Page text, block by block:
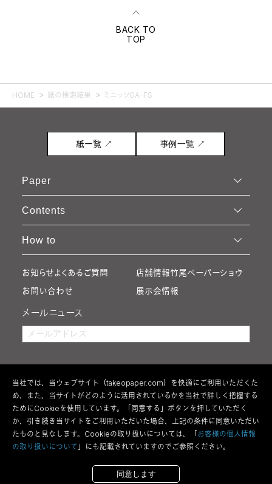
全紙を購入する 断裁して購入する
BACK TO
TOP
HOME 紙の検索結果 ミニッツGA-FS
紙一覧 ↗ 事例一覧 ↗
Paper
Contents
How to
お知らせよくあるご質問
お問い合わせ
店舗情報竹尾ペーパーショウ
展示会情報
メールニュース
Copyright 2026 Takeo Co.,Ltd All Rights Reserved.
当社では、当ウェブサイト（takeopaper.com）を快適にご利用いただくた
め、また、当サイトがどのように活用されているかを当社で詳しく把握する
ためにCookieを使用しています。「同意する」ボタンを押していただく
か、引き続き当サイトをご利用いただいた場合、上記の条件に同意いただい
たものと見なします。Cookieの取り扱いについては、「 お客様の個人情報
の取り扱いについて 」にも記載されていますのでご参照ください。
同意します